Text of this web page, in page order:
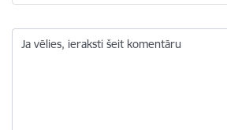
Ja vēlies, ieraksti šeit komentāru